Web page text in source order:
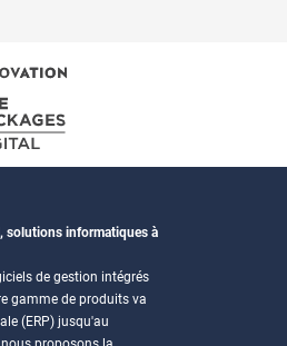
solutions informatiques à
de gestion intégrés
gamme de produits va
(ERP) jusqu'au